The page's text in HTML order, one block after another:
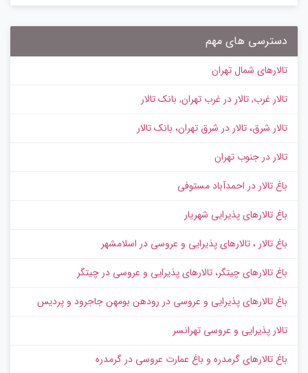
دسترسی های مهم
تالارهای شمال تهران
تالار غرب, تالار در غرب تهران, بانک تالار
تالار شرق، تالار در شرق تهران، بانک تالار
تالار در جنوب تهران
باغ تالار در احمدآباد مستوفی
باغ تالارهای پذیرایی شهریار
باغ تالار ، تالارهای پذیرایی و عروسی در اسلامشهر
باغ تالارهای چیتگر، تالارهای پذیرایی و عروسی در چیتگر
باغ تالارهای پذیرایی و عروسی در رودهن بومهن جاجرود و پردیس
تالار پذیرایی و عروسی تهرانسر
باغ تالارهای گرمدره و باغ عمارت عروسی در گرمدره